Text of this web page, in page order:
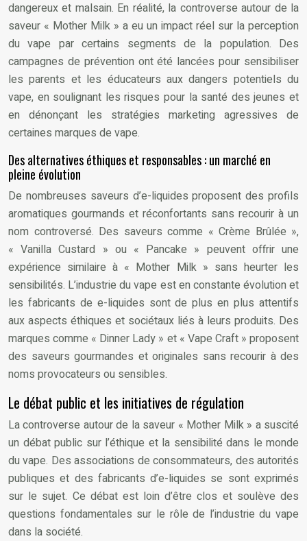
dangereux et malsain. En réalité, la controverse autour de la
saveur « Mother Milk » a eu un impact réel sur la perception
du vape par certains segments de la population. Des
campagnes de prévention ont été lancées pour sensibiliser
les parents et les éducateurs aux dangers potentiels du
vape, en soulignant les risques pour la santé des jeunes et
en dénonçant les stratégies marketing agressives de
certaines marques de vape.
Des alternatives éthiques et responsables : un marché en
pleine évolution
De nombreuses saveurs d’e-liquides proposent des profils
aromatiques gourmands et réconfortants sans recourir à un
nom controversé. Des saveurs comme « Crème Brûlée »,
« Vanilla Custard » ou « Pancake » peuvent offrir une
expérience similaire à « Mother Milk » sans heurter les
sensibilités. L’industrie du vape est en constante évolution et
les fabricants de e-liquides sont de plus en plus attentifs
aux aspects éthiques et sociétaux liés à leurs produits. Des
marques comme « Dinner Lady » et « Vape Craft » proposent
des saveurs gourmandes et originales sans recourir à des
noms provocateurs ou sensibles.
Le débat public et les initiatives de régulation
La controverse autour de la saveur « Mother Milk » a suscité
un débat public sur l’éthique et la sensibilité dans le monde
du vape. Des associations de consommateurs, des autorités
publiques et des fabricants d’e-liquides se sont exprimés
sur le sujet. Ce débat est loin d’être clos et soulève des
questions fondamentales sur le rôle de l’industrie du vape
dans la société.